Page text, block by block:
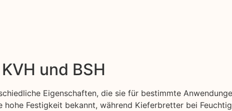
und BSH
Eigenschaften, die sie für bestimmte
Festigkeit bekannt, während Kieferbretter bei